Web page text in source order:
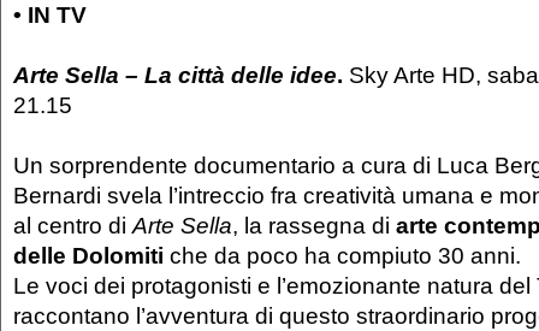
• IN TV
Arte Sella – La città delle idee. Sky Arte HD,
21.15
Un sorprendente documentario a cura di Luca
Bernardi svela l’intreccio fra creatività umana e
al centro di Arte Sella, la rassegna di arte
delle Dolomiti che da poco ha compiuto 30 anni.
Le voci dei protagonisti e l’emozionante natura del
raccontano l’avventura di questo straordinario